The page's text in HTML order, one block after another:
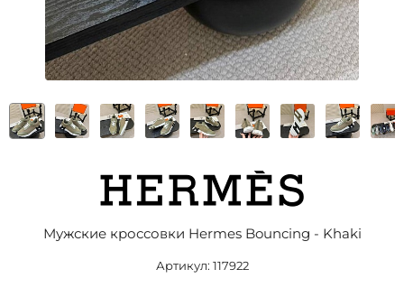
Мужские кроссовки Hermes Bouncing - Khaki
Артикул: 117922